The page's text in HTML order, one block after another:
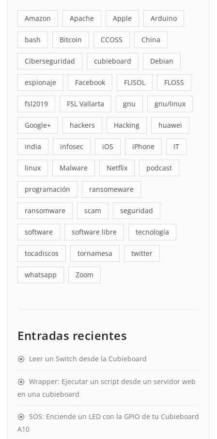
Amazon Apache Apple Arduino
bash Bitcoin CCOSS China
Ciberseguridad cubieboard Debian
espionaje Facebook FLISOL FLOSS
fsl2019 FSL Vallarta gnu gnu/linux
Google+ hackers Hacking huawei
india infosec iOS iPhone IT
linux Malware Netflix podcast
programación ransomeware
ransomware scam seguridad
software software libre tecnología
tocadiscos tornamesa twitter
whatsapp Zoom
Entradas recientes
Leer un Switch desde la Cubieboard
Wrapper: Ejecutar un script desde un servidor web
en una cubieboard
SOS: Enciende un LED con la GPIO de tu Cubieboard
A10